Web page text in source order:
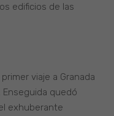
edificios de las
viaje a Granada
Enseguida quedó
exhuberante